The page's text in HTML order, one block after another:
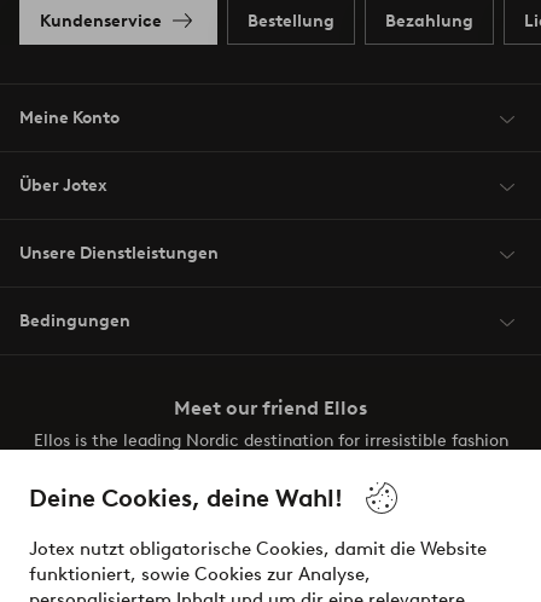
Deine Cookies, deine Wahl!
Jotex nutzt obligatorische Cookies, damit die Website
funktioniert, sowie Cookies zur Analyse,
Kundenservice Bestellung Bezahlung
Meine Konto
Über Jotex
Unsere Dienstleistungen
Bedingungen
Meet our friend Ellos
Ellos is the leading Nordic destination for irresistible fashion
the latest trends, curated to make finding your next look
effortless. It’s all here.
Visit Ellos